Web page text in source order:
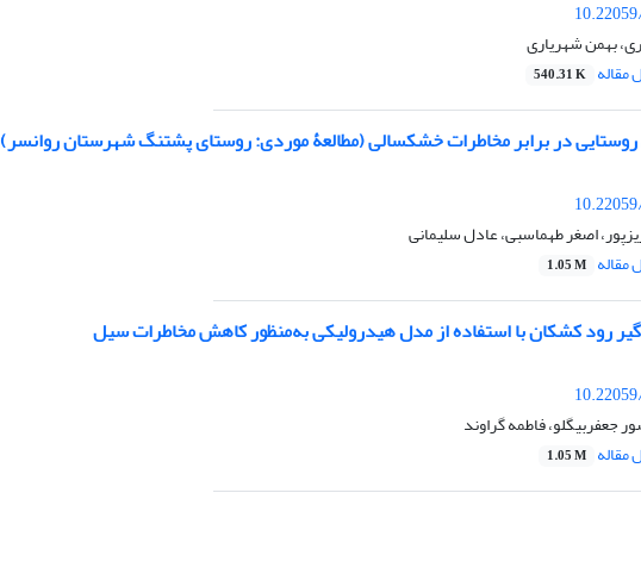
بهمن شهریاری
مقاله 540.31 K
در برابر مخاطرات خشکسالی (مطالعۀ موردی: روستای پشتنگ شهرستان روانسر)
اصغر طهماسبی، عادل سلیمانی
مقاله 1.05 M
رود کشکان با استفاده از مدل هیدرولیکی به‌منظور کاهش مخاطرات سیل
فاطمه گراوند
مقاله 1.05 M